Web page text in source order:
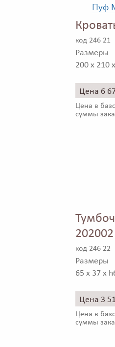
Пуф
код 246 21
Размеры
200 x 210
Цена 6
Цена в
суммы
202002
код 246 22
Размеры
65 x 37 x
Цена 3
Цена в
суммы